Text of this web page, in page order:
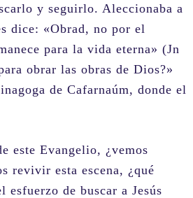
y seguirlo. Aleccionaba a
dice: «Obrad, no por el
para la vida eterna» (Jn
obrar las obras de Dios?»
de Cafarnaúm, donde el
este Evangelio, ¿vemos
revivir esta escena, ¿qué
esfuerzo de buscar a Jesús